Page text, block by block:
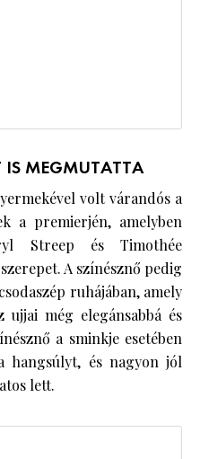
IS MEGMUTATTA
volt várandós a
a premierjén, amelyben
Streep és Timothée
A színésznő pedig
ruhájában, amely
még elegánsabbá és
a sminkje esetében
hangsúlyt, és nagyon jól
lett.